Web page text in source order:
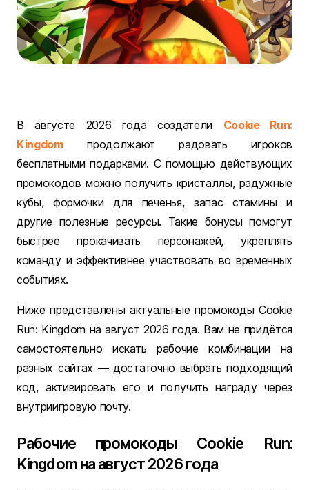
В августе 2026 года создатели Cookie Run:
Kingdomпродолжают радовать игроков
бесплатными подарками. С помощью действующих
промокодов можно получить кристаллы, радужные
кубы, формочки для печенья, запас стамины и
другие полезные ресурсы. Такие бонусы помогут
быстрее прокачивать персонажей, укреплять
команду и эффективнее участвовать во временных
событиях.
Ниже представлены актуальные промокоды Cookie
Run: Kingdom на август 2026 года. Вам не придётся
самостоятельно искать рабочие комбинации на
разных сайтах — достаточно выбрать подходящий
код, активировать его и получить награду через
внутриигровую почту.
Рабочие промокоды Cookie Run:
Kingdom на август 2026 года